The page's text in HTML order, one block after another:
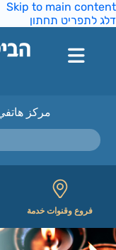
Skip to main
לתפריט תחתון
مركز
فروع وقنوات خدمة